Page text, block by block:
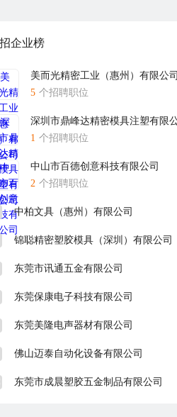
企业榜
美而光精密工业（惠州）有限公司
5 个招聘职位
深圳市鼎峰达精密模具注塑有限
1 个招聘职位
中山市百德创意科技有限公司
2 个招聘职位
中柏文具（惠州）有限公司
锦聪精密塑胶模具（深圳）有限公司
东莞市讯通五金有限公司
东莞保康电子科技有限公司
东莞美隆电声器材有限公司
佛山迈泰自动化设备有限公司
东莞市成晨塑胶五金制品有限公司